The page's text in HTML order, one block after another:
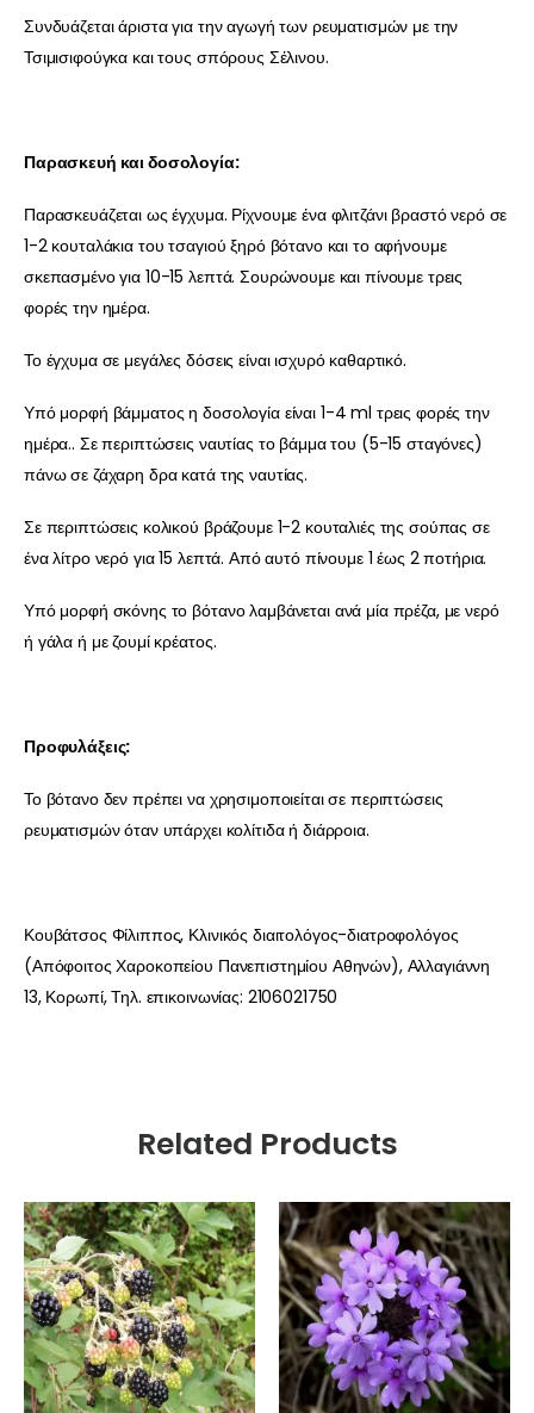
Συνδυάζεται άριστα για την αγωγή των ρευματισμών με την
Τσιμισιφούγκα και τους σπόρους Σέλινου.
Παρασκευή και δοσολογία:
Παρασκευάζεται ως έγχυμα. Ρίχνουμε ένα φλιτζάνι βραστό νερό σε
1-2 κουταλάκια του τσαγιού ξηρό βότανο και το αφήνουμε
σκεπασμένο για 10-15 λεπτά. Σουρώνουμε και πίνουμε τρεις
φορές την ημέρα.
Το έγχυμα σε μεγάλες δόσεις είναι ισχυρό καθαρτικό.
Υπό μορφή βάμματος η δοσολογία είναι 1-4 ml τρεις φορές την
ημέρα.. Σε περιπτώσεις ναυτίας το βάμμα του (5-15 σταγόνες)
πάνω σε ζάχαρη δρα κατά της ναυτίας.
Σε περιπτώσεις κολικού βράζουμε 1-2 κουταλιές της σούπας σε
ένα λίτρο νερό για 15 λεπτά. Από αυτό πίνουμε 1 έως 2 ποτήρια.
Υπό μορφή σκόνης το βότανο λαμβάνεται ανά μία πρέζα, με νερό
ή γάλα ή με ζουμί κρέατος.
Προφυλάξεις:
Το βότανο δεν πρέπει να χρησιμοποιείται σε περιπτώσεις
ρευματισμών όταν υπάρχει κολίτιδα ή διάρροια.
Κουβάτσος Φίλιππος, Κλινικός διαιτολόγος-διατροφολόγος
(Απόφοιτος Χαροκοπείου Πανεπιστημίου Αθηνών), Αλλαγιάννη
13, Κορωπί, Τηλ. επικοινωνίας: 2106021750
Related Products